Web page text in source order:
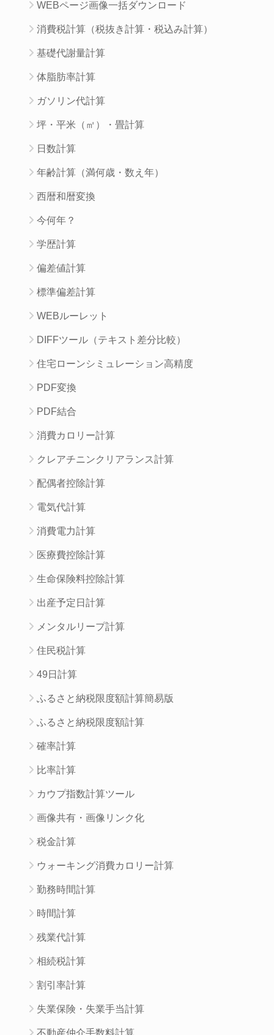
WEBページ画像一括ダウンロード
消費税計算（税抜き計算・税込み計算）
基礎代謝量計算
体脂肪率計算
ガソリン代計算
坪・平米（㎡）・畳計算
日数計算
年齢計算（満何歳・数え年）
西暦和暦変換
今何年？
学歴計算
偏差値計算
標準偏差計算
WEBルーレット
DIFFツール（テキスト差分比較）
住宅ローンシミュレーション高精度
PDF変換
PDF結合
消費カロリー計算
クレアチニンクリアランス計算
配偶者控除計算
電気代計算
消費電力計算
医療費控除計算
生命保険料控除計算
出産予定日計算
メンタルリープ計算
住民税計算
49日計算
ふるさと納税限度額計算簡易版
ふるさと納税限度額計算
確率計算
比率計算
カウプ指数計算ツール
画像共有・画像リンク化
税金計算
ウォーキング消費カロリー計算
勤務時間計算
時間計算
残業代計算
相続税計算
割引率計算
失業保険・失業手当計算
不動産仲介手数料計算